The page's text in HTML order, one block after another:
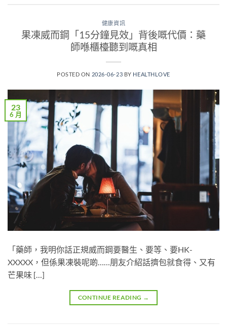
健康資訊
果凍威而鋼「15分鐘見效」背後嘅代價：藥
師喺櫃檯聽到嘅真相
POSTED ON 2026-06-23 BY HEALTHLOVE
23
6 月
「藥師，我明你話正規威而鋼要醫生、要等、要HK-
XXXXX，但係果凍裝呢啲……朋友介紹話擠包就食得、又有
芒果味 […]
CONTINUE READING →